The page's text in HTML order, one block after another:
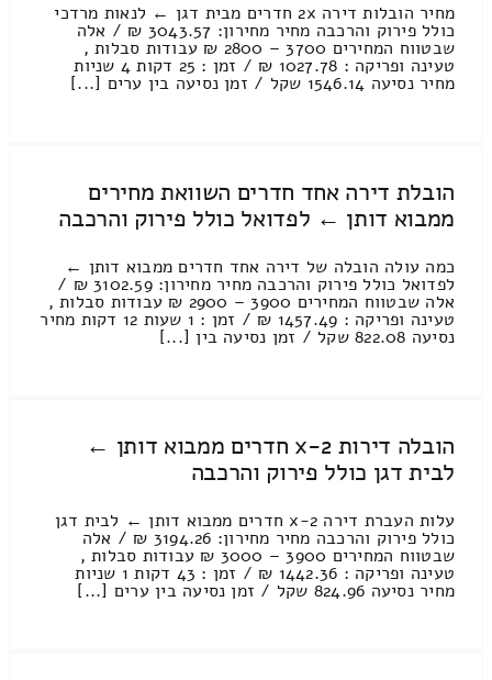
מחיר הובלות דירה 2x חדרים מבית דגן ← לנאות מרדכי
כולל פירוק והרכבה מחיר מחירון: 3043.57 ₪ / אלה
שבטווח המחירים 3700 – 2800 ₪ עבודות סבלות ,
טעינה ופריקה : 1027.78 ₪ / זמן : 25 דקות 4 שניות
מחיר נסיעה 1546.14 שקל / זמן נסיעה בין ערים [...]
הובלת דירה אחד חדרים השוואת מחירים
ממבוא דותן ← לפדואל כולל פירוק והרכבה
כמה עולה הובלה של דירה אחד חדרים ממבוא דותן ←
לפדואל כולל פירוק והרכבה מחיר מחירון: 3102.59 ₪ /
אלה שבטווח המחירים 3900 – 2900 ₪ עבודות סבלות ,
טעינה ופריקה : 1457.49 ₪ / זמן : 1 שעות 12 דקות מחיר
נסיעה 822.08 שקל / זמן נסיעה בין [...]
הובלה דירות 2-x חדרים ממבוא דותן ←
לבית דגן כולל פירוק והרכבה
עלות העברת דירה 2-x חדרים ממבוא דותן ← לבית דגן
כולל פירוק והרכבה מחיר מחירון: 3194.26 ₪ / אלה
שבטווח המחירים 3900 – 3000 ₪ עבודות סבלות ,
טעינה ופריקה : 1442.36 ₪ / זמן : 43 דקות 1 שניות
מחיר נסיעה 824.96 שקל / זמן נסיעה בין ערים [...]